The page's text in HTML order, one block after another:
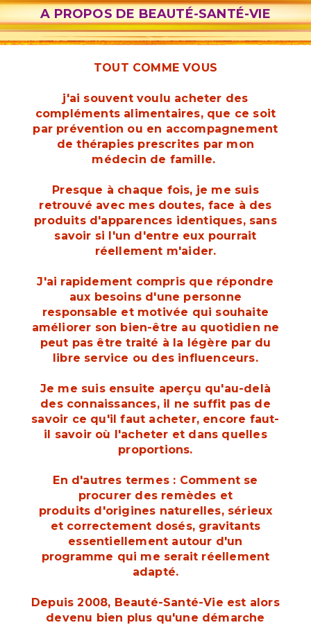
A PROPOS DE BEAUTÉ-SANTÉ-VIE
TOUT COMME VOUS
j'ai souvent voulu acheter des
compléments alimentaires, que ce soit
par prévention ou en accompagnement
de thérapies prescrites par mon
médecin de famille.
Presque à chaque fois, je me suis
retrouvé avec mes doutes, face à des
produits d'apparences identiques, sans
savoir si l'un d'entre eux pourrait
réellement m'aider.
J'ai rapidement compris que répondre
aux besoins d'une personne
responsable et motivée qui souhaite
améliorer son bien-être au quotidien ne
peut pas être traité à la légère par du
libre service ou des influenceurs.
Je me suis ensuite aperçu qu'au-delà
des connaissances, il ne suffit pas de
savoir ce qu'il faut acheter, encore faut-
il savoir où l'acheter et dans quelles
proportions.
En d'autres termes : Comment se
procurer des remèdes et
produits d'origines naturelles, sérieux
et correctement dosés, gravitants
essentiellement autour d'un
programme qui me serait réellement
adapté.
Depuis 2008, Beauté-Santé-Vie est alors
devenu bien plus qu'une démarche